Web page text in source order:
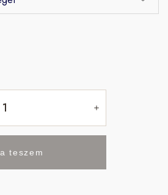
teszem